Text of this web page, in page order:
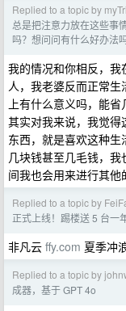
Replied to a topic by
总是把注意力放在这些事
吗？想问问有什么好办法
我的情况和你相反，
人，我老婆反而正常
上有什么意义吗，能省
其实对我来说，我觉
东西，就是喜欢这种
几块钱甚至几毛钱，
间我也会用来进行其
Replied to a topic by
正式上线！踢楼送 5 台一
非凡云 ffy.com 夏季冲
Replied to a topic by
成器，基于 GPT 4o